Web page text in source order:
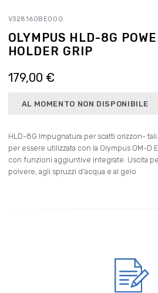
V328160BE000
OLYMPUS HLD-8G
HOLDER GRIP
179,00 €
AL MOMENTO NON DISPONIBILE
HLD-8G Impugnatura per scatti orizzon-
per essere utilizzata con la Olympus OM-D
con funzioni aggiuntive integrate. Uscita
polvere, agli spruzzi d'acqua e al gelo